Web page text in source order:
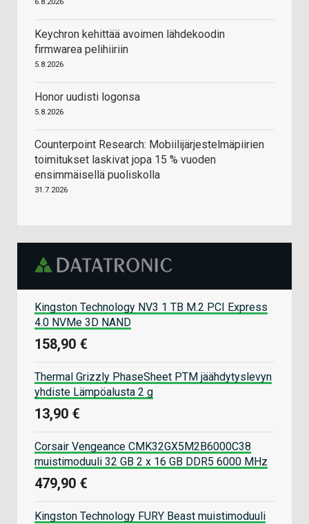
Keychron kehittää avoimen lähdekoodin
firmwarea pelihiiriin
5.8.2026
Honor uudisti logonsa
5.8.2026
Counterpoint Research: Mobiilijärjestelmäpiirien
toimitukset laskivat jopa 15 % vuoden
ensimmäisellä puoliskolla
31.7.2026
Kingston Technology NV3 1 TB M.2 PCI Express
4.0 NVMe 3D NAND
158,90 €
Thermal Grizzly PhaseSheet PTM jäähdytyslevyn
yhdiste Lämpöalusta 2 g
13,90 €
Corsair Vengeance CMK32GX5M2B6000C38
muistimoduuli 32 GB 2 x 16 GB DDR5 6000 MHz
479,90 €
Kingston Technology FURY Beast muistimoduuli